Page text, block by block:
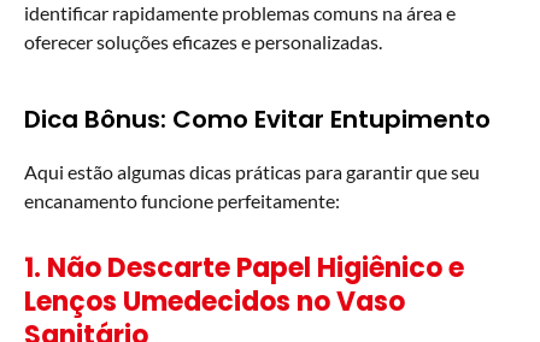
identificar rapidamente problemas comuns na área e
oferecer soluções eficazes e personalizadas.
Dica Bônus: Como Evitar Entupimento
Aqui estão algumas dicas práticas para garantir que seu
encanamento funcione perfeitamente:
1. Não Descarte Papel Higiênico e
Lenços Umedecidos no Vaso